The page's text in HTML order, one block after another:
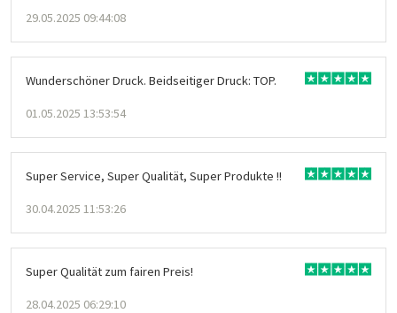
29.05.2025 09:44:08
Wunderschöner Druck. Beidseitiger Druck: TOP.
01.05.2025 13:53:54
Super Service, Super Qualität, Super Produkte !!
30.04.2025 11:53:26
Super Qualität zum fairen Preis!
28.04.2025 06:29:10